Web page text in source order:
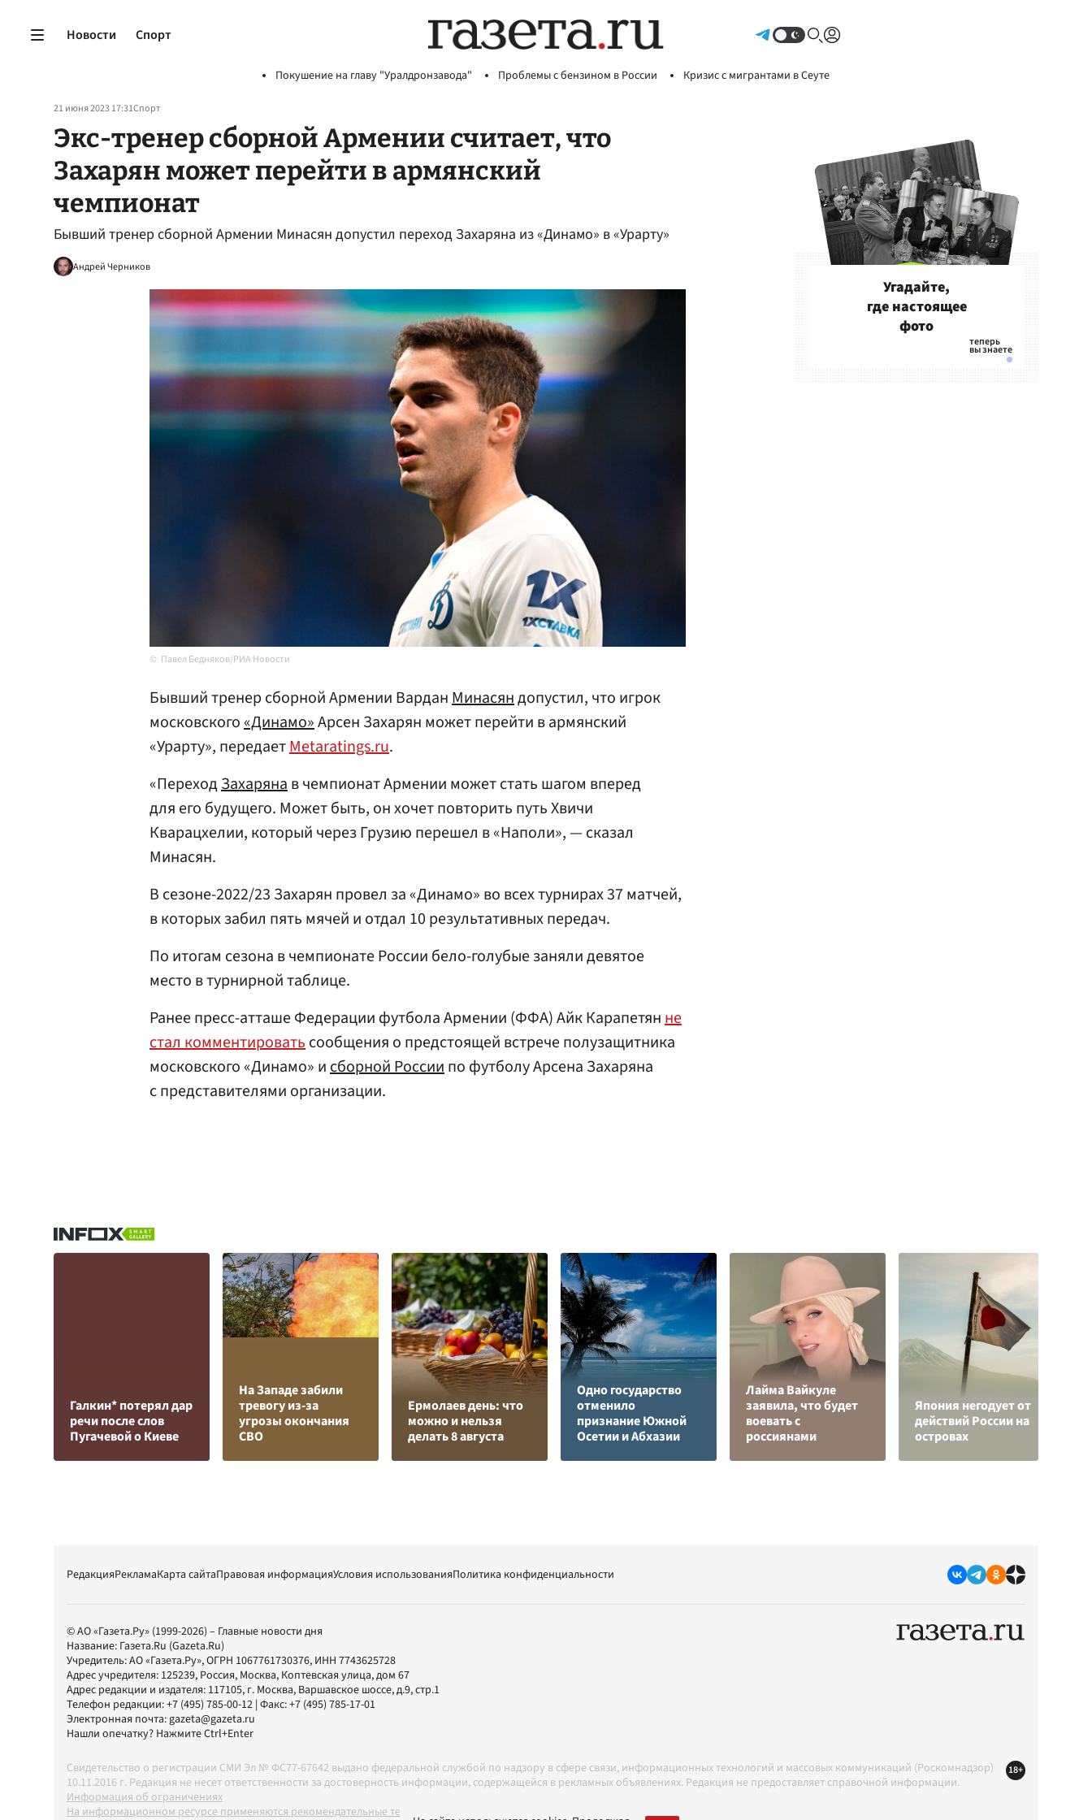
Новости Спорт
Покушение на главу "Уралдронзавода" Проблемы с бензином в России Кризис с мигрантами в Сеуте
21 июня 2023 17:31Спорт
Экс-тренер сборной Армении считает, что
Захарян может перейти в армянский
чемпионат
Бывший тренер сборной Армении Минасян допустил переход Захаряна из «Динамо» в «Урарту»
Андрей Черников
Павел Бедняков/РИА Новости
Бывший тренер сборной Армении ВарданМинасяндопустил, что игрок
московского«Динамо»Арсен Захарян может перейти в армянский
«Урарту», передаетMetaratings.ru.
«ПереходЗахарянав чемпионат Армении может стать шагом вперед
для его будущего. Может быть, он хочет повторить путь Хвичи
Кварацхелии, который через Грузию перешел в «Наполи», — сказал
Минасян.
В сезоне-2022/23 Захарян провел за «Динамо» во всех турнирах 37 матчей,
в которых забил пять мячей и отдал 10 результативных передач.
По итогам сезона в чемпионате России бело-голубые заняли девятое
место в турнирной таблице.
Ранее пресс-атташе Федерации футбола Армении (ФФА) Айк Карапетянне
стал комментироватьсообщения о предстоящей встрече полузащитника
московского «Динамо» исборной Россиипо футболу Арсена Захаряна
с представителями организации.
Угадайте,
где настоящее
фото
Галкин* потерял дар
речи после слов
Пугачевой о Киеве
На Западе забили
тревогу из-за
угрозы окончания
СВО
Ермолаев день: что
можно и нельзя
делать 8 августа
Одно государство
отменило
признание Южной
Осетии и Абхазии
Лайма Вайкуле
заявила, что будет
воевать с
россиянами
Япония негодует от
действий России на
островах
РедакцияРекламаКарта сайтаПравовая информацияУсловия использованияПолитика конфиденциальности
© АО «Газета.Ру» (1999-2026) – Главные новости дня
Название: Газета.Ru (Gazeta.Ru)
Учредитель:АО «Газета.Ру», ОГРН 1067761730376, ИНН 7743625728
Адрес учредителя: 125239, Россия, Москва, Коптевская улица, дом 67
Адрес редакции и издателя: 117105, г. Москва, Варшавское шоссе, д.9, стр.1
Телефон редакции:+7 (495) 785-00-12 | Факс:+7 (495) 785-17-01
Электронная почта:gazeta@gazeta.ru
Нашли опечатку? Нажмите Ctrl+Enter
Свидетельство о регистрации СМИ Эл № ФС77-67642 выдано федеральной службой по надзору в сфере связи, информационных технологий и массовых коммуникаций (Роскомнадзор)
10.11.2016 г. Редакция не несет ответственности за достоверность информации, содержащейся в рекламных объявлениях. Редакция не предоставляет справочной информации.
Информация об ограничениях
На информационном ресурсе применяются рекомендательные технологии в соответствии с Правилами
18+